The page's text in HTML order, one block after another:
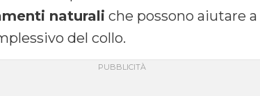
naturali che possono aiutare
del collo.